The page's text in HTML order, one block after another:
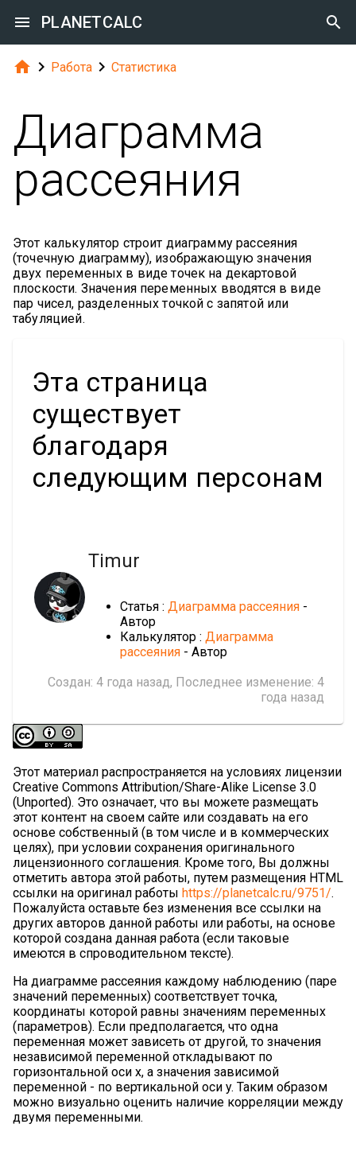
 PLANETCALC 
  Работа  Статистика
Диаграмма
рассеяния
Этот калькулятор строит диаграмму рассеяния
(точечную диаграмму), изображающую значения
двух переменных в виде точек на декартовой
плоскости. Значения переменных вводятся в виде
пар чисел, разделенных точкой с запятой или
табуляцией.
Эта страница
существует
благодаря
следующим персонам
Timur
Статья : Диаграмма рассеяния -
Автор
Калькулятор : Диаграмма
рассеяния - Автор
Создан: 4 года назад, Последнее изменение: 4
года назад
Этот материал распространяется на условиях лицензии
Creative Commons Attribution/Share-Alike License 3.0
(Unported). Это означает, что вы можете размещать
этот контент на своем сайте или создавать на его
основе собственный (в том числе и в коммерческих
целях), при условии сохранения оригинального
лицензионного соглашения. Кроме того, Вы должны
отметить автора этой работы, путем размещения HTML
ссылки на оригинал работы https://planetcalc.ru/9751/.
Пожалуйста оставьте без изменения все ссылки на
других авторов данной работы или работы, на основе
которой создана данная работа (если таковые
имеются в спроводительном тексте).
На диаграмме рассеяния каждому наблюдению (паре
значений переменных) соответствует точка,
координаты которой равны значениям переменных
(параметров). Если предполагается, что одна
переменная может зависеть от другой, то значения
независимой переменной откладывают по
горизонтальной оси x, а значения зависимой
переменной - по вертикальной оси y. Таким образом
можно визуально оценить наличие корреляции между
двумя переменными.